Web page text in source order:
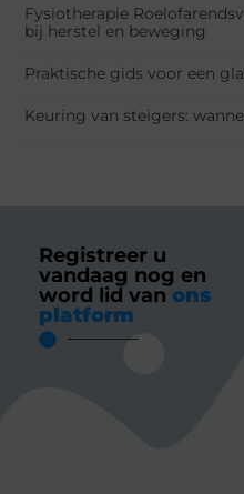
Fysiotherapie
bij herstel en beweging
Praktische gids voor een
Keuring van steigers:
Registreer u
vandaag nog en
word lid van ons
platform